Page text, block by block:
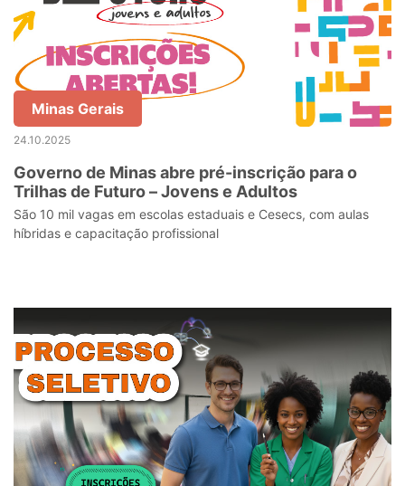
Minas Gerais
24.10.2025
Governo de Minas abre pré-inscrição para o
Trilhas de Futuro – Jovens e Adultos
São 10 mil vagas em escolas estaduais e Cesecs, com aulas
híbridas e capacitação profissional